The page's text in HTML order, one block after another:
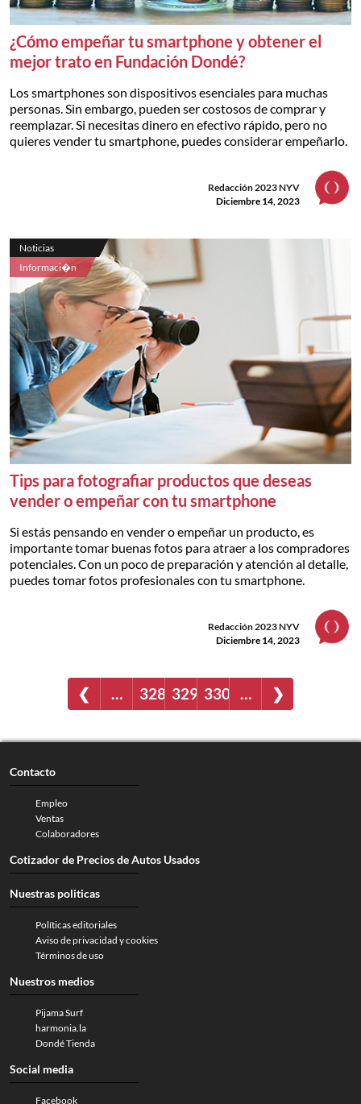
¿Cómo empeñar tu smartphone y obtener el
mejor trato en Fundación Dondé?
Los smartphones son dispositivos esenciales para muchas
personas. Sin embargo, pueden ser costosos de comprar y
reemplazar. Si necesitas dinero en efectivo rápido, pero no
quieres vender tu smartphone, puedes considerar empeñarlo.
Redacción 2023 NYV
Diciembre 14, 2023
Noticias
Informaci�n
Tips para fotografiar productos que deseas
vender o empeñar con tu smartphone
Si estás pensando en vender o empeñar un producto, es
importante tomar buenas fotos para atraer a los compradores
potenciales. Con un poco de preparación y atención al detalle,
puedes tomar fotos profesionales con tu smartphone.
Redacción 2023 NYV
Diciembre 14, 2023
❮ … 328 329 330 … ❯
Contacto
Empleo
Ventas
Colaboradores
Cotizador de Precios de Autos Usados
Nuestras politicas
Políticas editoriales
Aviso de privacidad y cookies
Términos de uso
Nuestros medios
Pijama Surf
harmonia.la
Dondé Tienda
Social media
Facebook